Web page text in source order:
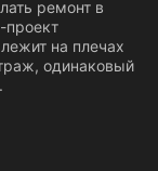
ремонт в
проект
на плечах
одинаковый